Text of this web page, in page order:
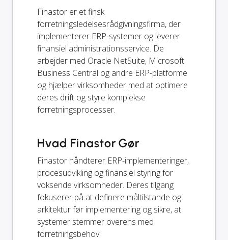
Finastor er et finsk
forretningsledelsesrådgivningsfirma, der
implementerer ERP-systemer og leverer
finansiel administrationsservice. De
arbejder med Oracle NetSuite, Microsoft
Business Central og andre ERP-platforme
og hjælper virksomheder med at optimere
deres drift og styre komplekse
forretningsprocesser.
Hvad Finastor Gør
Finastor håndterer ERP-implementeringer,
procesudvikling og finansiel styring for
voksende virksomheder. Deres tilgang
fokuserer på at definere måltilstande og
arkitektur før implementering og sikre, at
systemer stemmer overens med
forretningsbehov.